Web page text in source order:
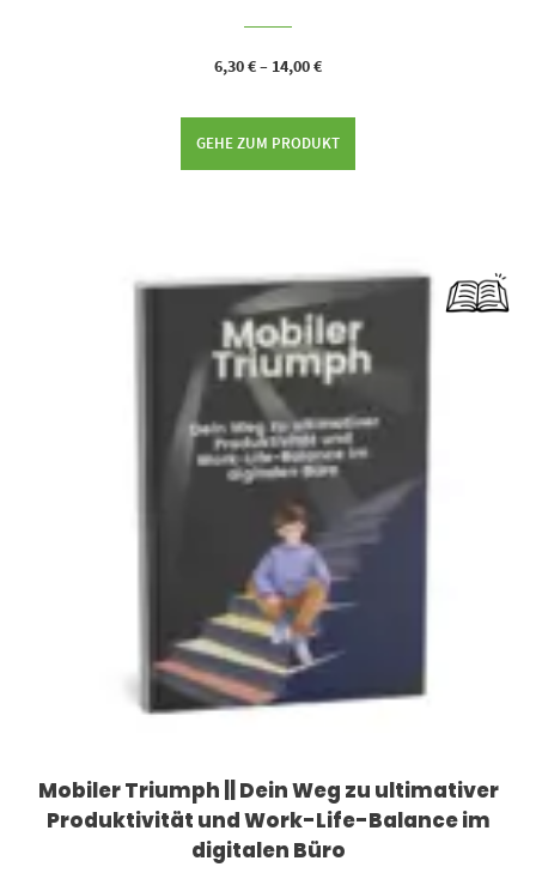
6,30€– 14,00€
GEHE ZUM PRODUKT
Mobiler Triumph || Dein Weg zu ultimativer
Produktivität und Work-Life-Balance im
digitalen Büro